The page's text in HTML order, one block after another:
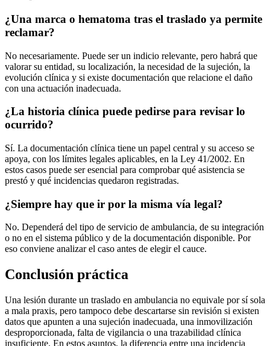
¿Una marca o hematoma tras el traslado ya permite
reclamar?
No necesariamente. Puede ser un indicio relevante, pero habrá que
valorar su entidad, su localización, la necesidad de la sujeción, la
evolución clínica y si existe documentación que relacione el daño
con una actuación inadecuada.
¿La historia clínica puede pedirse para revisar lo
ocurrido?
Sí. La documentación clínica tiene un papel central y su acceso se
apoya, con los límites legales aplicables, en la Ley 41/2002. En
estos casos puede ser esencial para comprobar qué asistencia se
prestó y qué incidencias quedaron registradas.
¿Siempre hay que ir por la misma vía legal?
No. Dependerá del tipo de servicio de ambulancia, de su integración
o no en el sistema público y de la documentación disponible. Por
eso conviene analizar el caso antes de elegir el cauce.
Conclusión práctica
Una lesión durante un traslado en ambulancia no equivale por sí sola
a mala praxis, pero tampoco debe descartarse sin revisión si existen
datos que apunten a una sujeción inadecuada, una inmovilización
desproporcionada, falta de vigilancia o una trazabilidad clínica
insuficiente. En estos asuntos, la diferencia entre una incidencia